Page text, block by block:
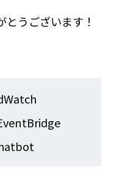
うございます！